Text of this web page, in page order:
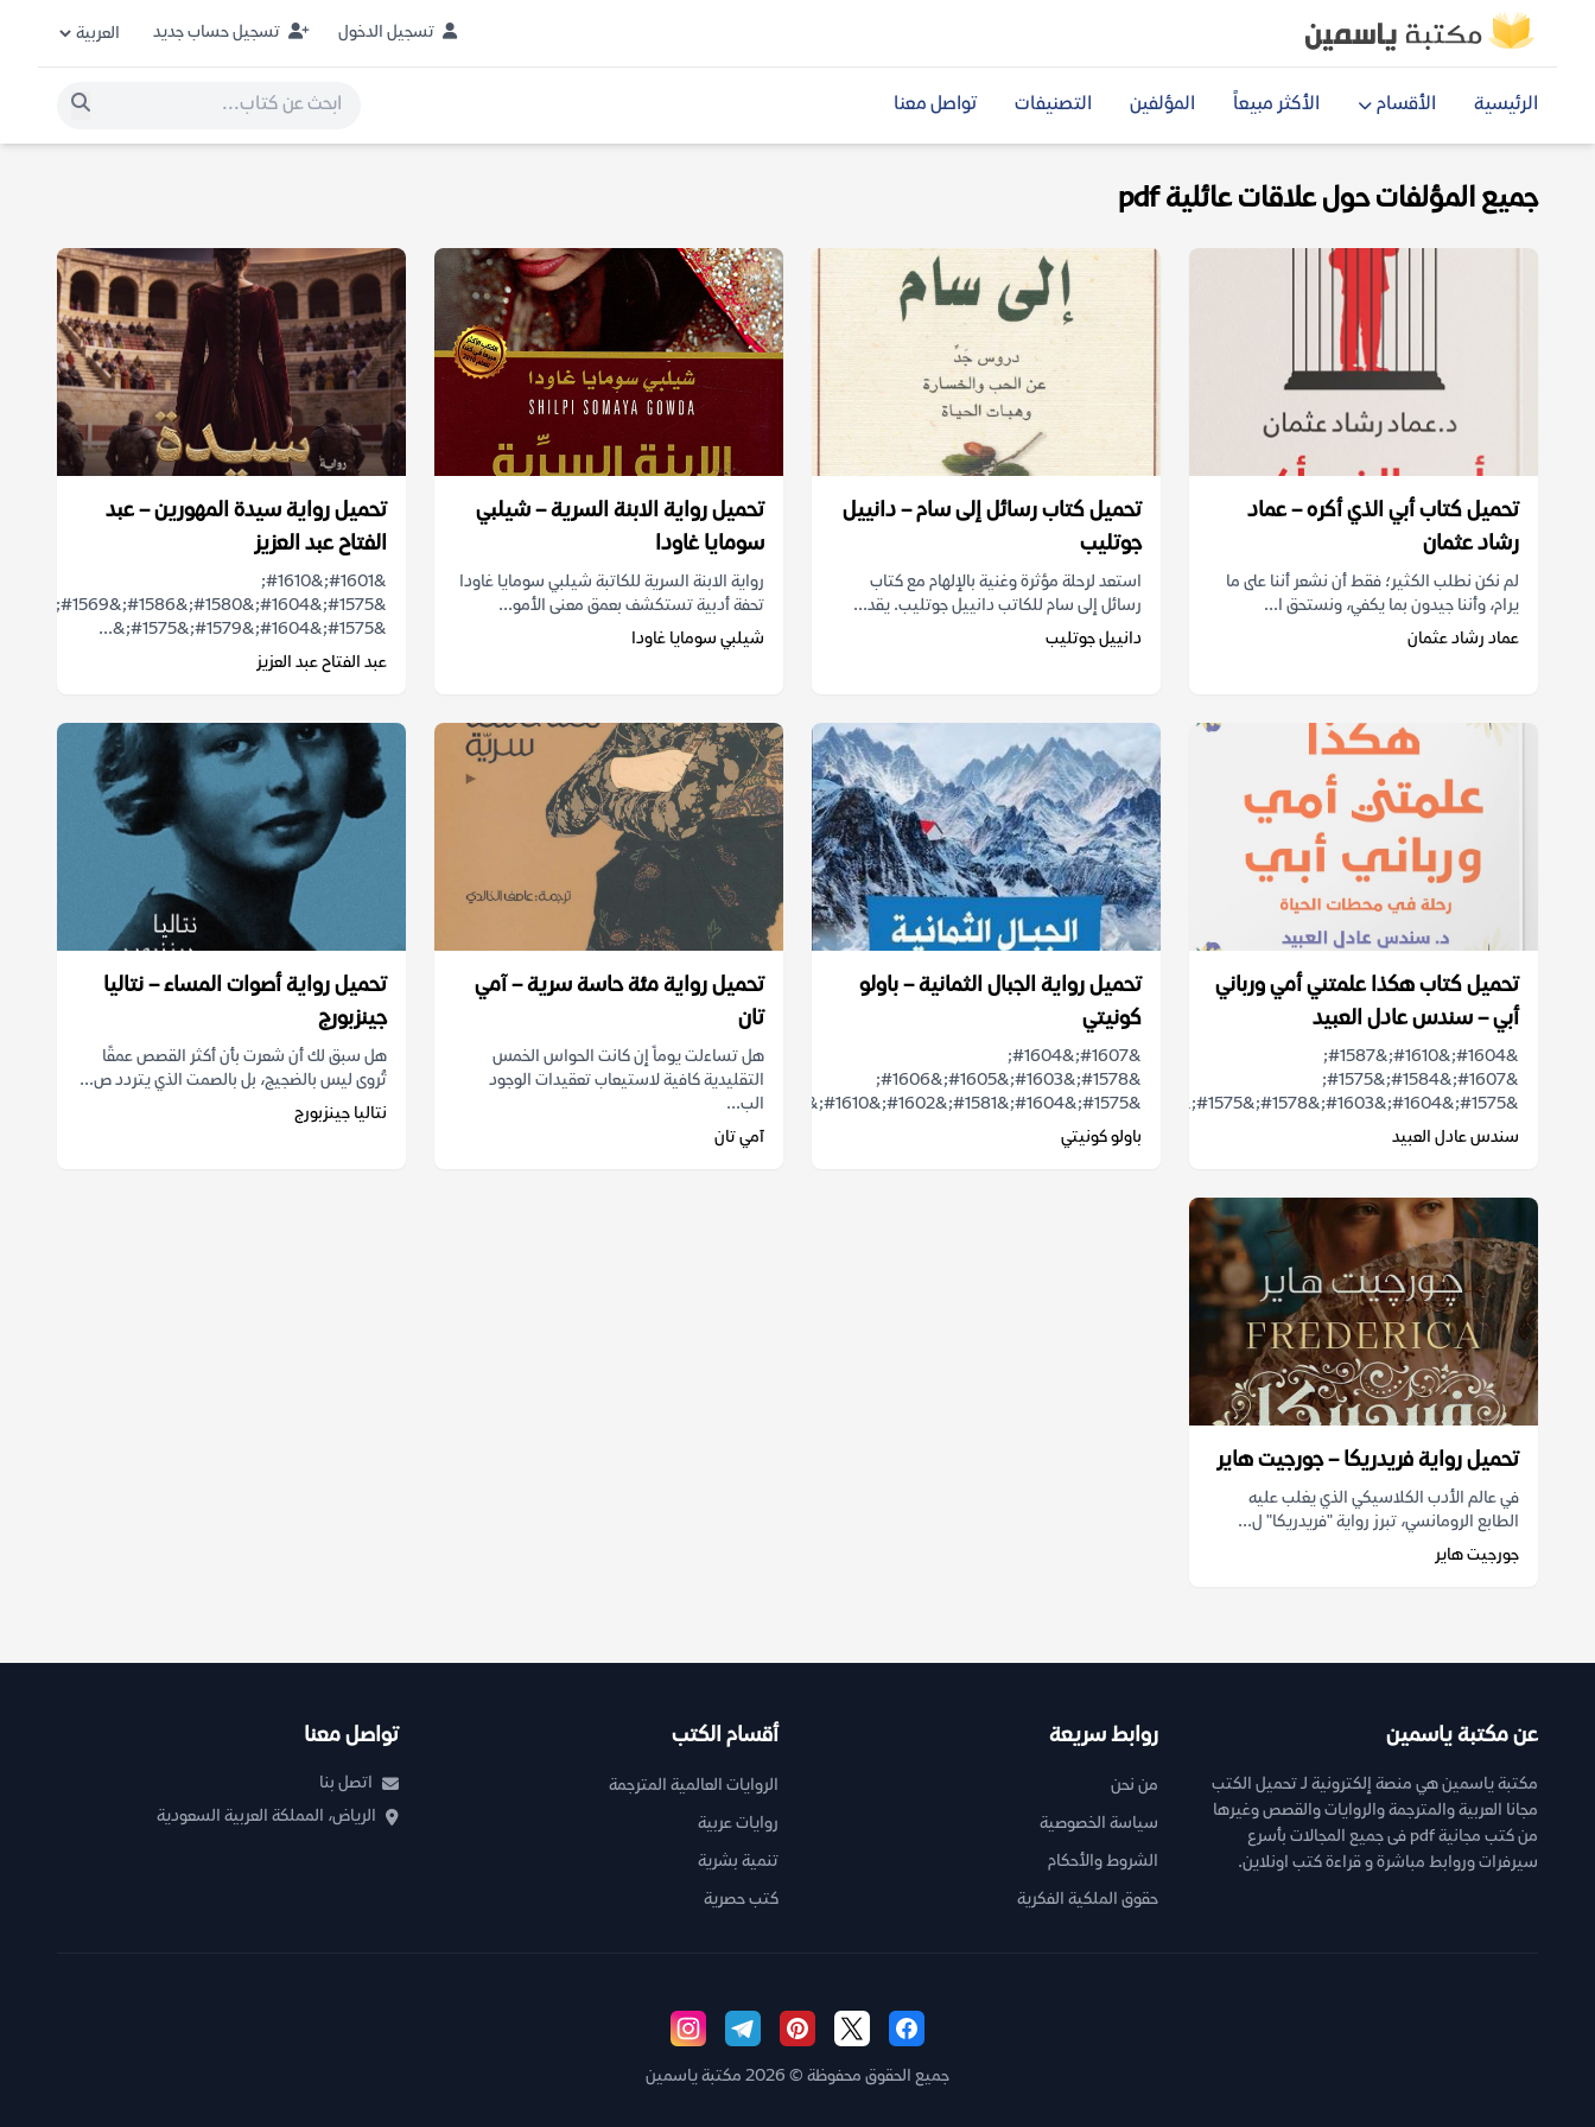
تسجيل الدخول تسجيل حساب جديد
الرئيسية الأقسام الأكثر مبيعاً المؤلفين التصنيفات تواصل معنا
جميع المؤلفات حول علاقات عائلية pdf
تحميل كتاب أبي الذي أكره – عماد
رشاد عثمان
لم نكن نطلب الكثير؛ فقط أن نشعر أننا على ما
يرام، وأننا جيدون بما يكفي، ونستحق ا...
عماد رشاد عثمان
تحميل كتاب رسائل إلى سام – دانييل
جوتليب
استعد لرحلة مؤثرة وغنية بالإلهام مع كتاب
رسائل إلى سام للكاتب دانييل جوتليب. يقد...
دانييل جوتليب
تحميل رواية الابنة السرية – شيلبي
سومايا غاودا
رواية الابنة السرية للكاتبة شيلبي سومايا غاودا
تحفة أدبية تستكشف بعمق معنى الأمو...
شيلبي سومايا غاودا
تحميل رواية سيدة المهورين – عبد
الفتاح عبد العزيز
&#1601;&#1610;
&#1575;&#1604;&#1580;&#1586;&#1569;
&#1575;&#1604;&#1579;&#1575;&...
عبد الفتاح عبد العزيز
تحميل كتاب هكذا علمتني أمي ورباني
أبي – سندس عادل العبيد
&#1604;&#1610;&#1587;
&#1607;&#1584;&#1575;
&#1575;&#1604;&#1603;&#1578;&#1575;&...
سندس عادل العبيد
تحميل رواية الجبال الثمانية – باولو
كونيتي
&#1607;&#1604;
&#1578;&#1603;&#1605;&#1606;
&#1575;&#1604;&#1581;&#1602;&#1610;&...
باولو كونيتي
تحميل رواية مئة حاسة سرية – آمي
تان
هل تساءلت يوماً إن كانت الحواس الخمس
التقليدية كافية لاستيعاب تعقيدات الوجود
الب...
آمي تان
تحميل رواية أصوات المساء – نتاليا
جينزبورج
هل سبق لك أن شعرت بأن أكثر القصص عمقًا
تُروى ليس بالضجيج، بل بالصمت الذي يتردد ص...
نتاليا جينزبورج
تحميل رواية فريدريكا – جورجيت هاير
في عالم الأدب الكلاسيكي الذي يغلب عليه
الطابع الرومانسي، تبرز رواية "فريدريكا" ل...
جورجيت هاير
عن مكتبة ياسمين
مكتبة ياسمين هي منصة إلكترونية لـ تحميل الكتب
مجانا العربية والمترجمة والروايات والقصص وغيرها
من كتب مجانية pdf فى جميع المجالات بأسرع
سيرفرات وروابط مباشرة و قراءة كتب اونلاين.
روابط سريعة
من نحن
سياسة الخصوصية
الشروط والأحكام
حقوق الملكية الفكرية
أقسام الكتب
الروايات العالمية المترجمة
روايات عربية
تنمية بشرية
كتب حصرية
تواصل معنا
اتصل بنا
الرياض، المملكة العربية السعودية
جميع الحقوق محفوظة © 2026 مكتبة ياسمين